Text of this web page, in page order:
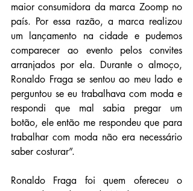
maior consumidora da marca Zoomp no
país. Por essa razão, a marca realizou
um lançamento na cidade e pudemos
comparecer ao evento pelos convites
arranjados por ela. Durante o almoço,
Ronaldo Fraga se sentou ao meu lado e
perguntou se eu trabalhava com moda e
respondi que mal sabia pregar um
botão, ele então me respondeu que para
trabalhar com moda não era necessário
saber costurar”.
Ronaldo Fraga foi quem ofereceu o